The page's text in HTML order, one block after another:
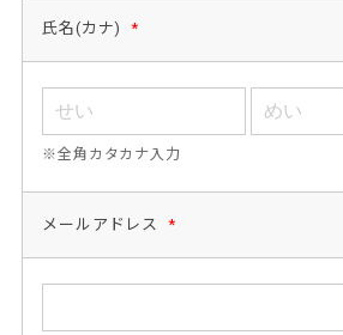
氏名(カナ) *
※全角カタカナ入力
メールアドレス *